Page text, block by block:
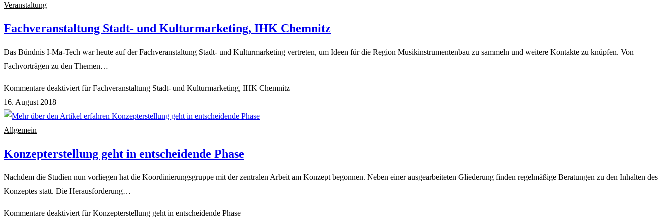
Veranstaltung
Fachveranstaltung Stadt- und ​Kulturmarketing, IHK Chemnitz
Das Bündnis I-Ma-Tech war heute auf der Fachveranstaltung Stadt- und Kulturmarketing vertreten, um Ideen für die Region Musikinstrumentenbau zu sammeln und weitere Kontakte zu knüpfen. Von
Fachvorträgen zu den Themen…
Kommentare deaktiviert für Fachveranstaltung Stadt- und ​Kulturmarketing, IHK Chemnitz
16. August 2018
Allgemein
Konzepterstellung geht in entscheidende Phase
Nachdem die Studien nun vorliegen hat die Koordinierungsgruppe mit der zentralen Arbeit am Konzept begonnen. Neben einer ausgearbeiteten Gliederung finden regelmäßige Beratungen zu den Inhalten des
Konzeptes statt. Die Herausforderung…
Kommentare deaktiviert für Konzepterstellung geht in entscheidende Phase